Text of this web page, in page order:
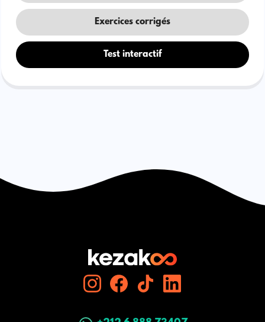
Exercices corrigés
Test interactif